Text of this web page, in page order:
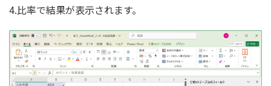
4.比率で結果が表示されます。